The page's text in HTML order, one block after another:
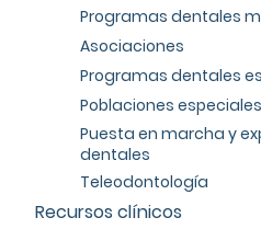
Programas dentales
Asociaciones
Programas dentales
Poblaciones
Puesta en marcha y
dentales
Teleodontología
Recursos clínicos